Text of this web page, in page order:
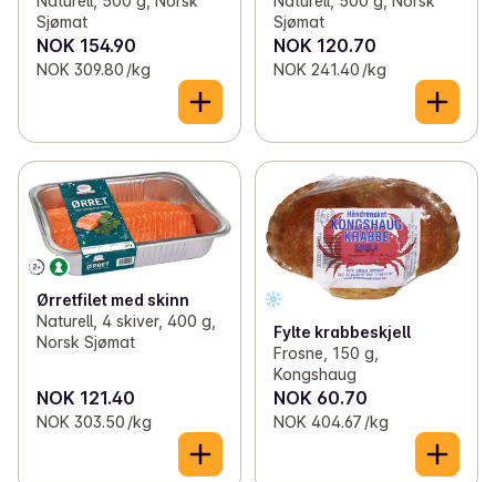
Sjømat
NOK 154.90
NOK 309.80 /kg
Sjømat
NOK 120.70
NOK 241.40 /kg
Ørretfilet med skinn
Naturell, 4 skiver, 400 g,
Norsk Sjømat
NOK 121.40
NOK 303.50 /kg
Fylte krabbeskjell
Frosne, 150 g,
Kongshaug
NOK 60.70
NOK 404.67 /kg